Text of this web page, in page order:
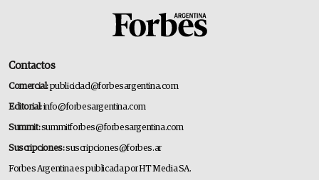
Contactos
Comercial:publicidad@forbesargentina.com
Editorial:info@forbesargentina.com
Summit:summitforbes@forbesargentina.com
Suscripciones:suscripciones@forbes.ar
Forbes Argentina es publicada por HT Media SA.